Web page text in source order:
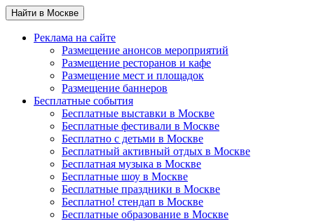
Найти в Москве
Реклама на сайте
Размещение анонсов мероприятий
Размещение ресторанов и кафе
Размещение мест и площадок
Размещение баннеров
Бесплатные события
Бесплатные выставки в Москве
Бесплатные фестивали в Москве
Бесплатно с детьми в Москве
Бесплатный активный отдых в Москве
Бесплатная музыка в Москве
Бесплатные шоу в Москве
Бесплатные праздники в Москве
Бесплатно! стендап в Москве
Бесплатные образование в Москве